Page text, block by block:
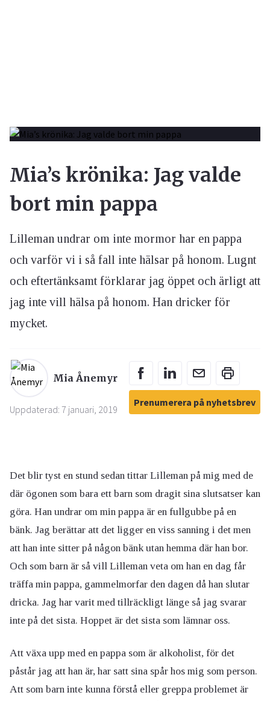
Mia’s krönika: Jag valde
bort min pappa
Lilleman undrar om inte mormor har en pappa
och varför vi i så fall inte hälsar på honom. Lugnt
och eftertänksamt förklarar jag öppet och ärligt att
jag inte vill hälsa på honom. Han dricker för
mycket.
Mia Ånemyr
Uppdaterad: 7 januari, 2019
Prenumerera på nyhetsbrev
Det blir tyst en stund sedan tittar Lilleman på mig med de
där ögonen som bara ett barn som dragit sina slutsatser kan
göra. Han undrar om min pappa är en fullgubbe på en
bänk. Jag berättar att det ligger en viss sanning i det men
att han inte sitter på någon bänk utan hemma där han bor.
Och som barn är så vill Lilleman veta om han en dag får
träffa min pappa, gammelmorfar den dagen då han slutar
dricka. Jag har varit med tillräckligt länge så jag svarar
inte på det sista. Hoppet är det sista som lämnar oss.
Att växa upp med en pappa som är alkoholist, för det
påstår jag att han är, har satt sina spår hos mig som person.
Att som barn inte kunna förstå eller greppa problemet är